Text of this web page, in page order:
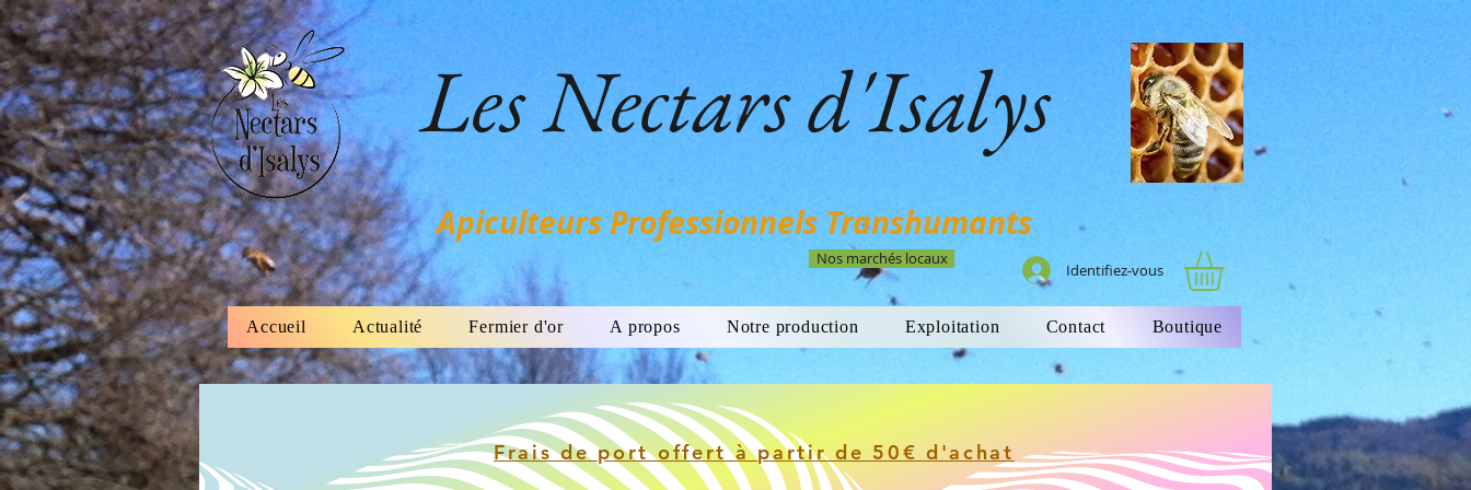
Les Nectars d'Isalys
Apiculteurs Professionnels Transhumants
Nos marchés locaux
Identifiez-vous
Accueil Actualité Fermier d'or A propos Notre production Exploitation Contact Boutique
Frais de port offert à partir de 50€ d'achat